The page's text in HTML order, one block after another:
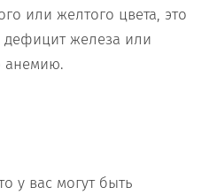
или желтого цвета, это
дефицит железа или
анемию.
у вас могут быть